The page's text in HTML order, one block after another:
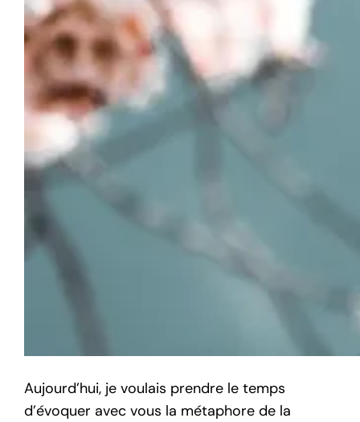
Aujourd’hui, je voulais prendre le temps
d’évoquer avec vous la métaphore de la